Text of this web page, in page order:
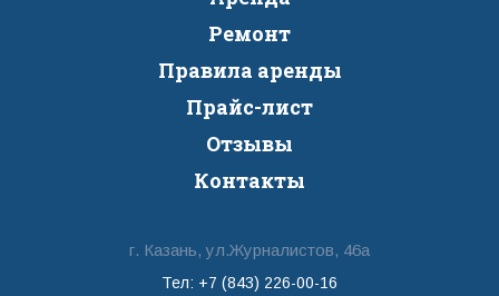
Ремонт
Правила аренды
Прайс-лист
Отзывы
Контакты
г. Казань, ул.Журналистов, 46а
Тел: +7 (843) 226-00-16